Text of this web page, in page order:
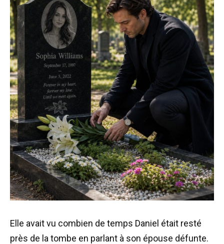
Elle avait vu combien de temps Daniel était resté
près de la tombe en parlant à son épouse défunte.